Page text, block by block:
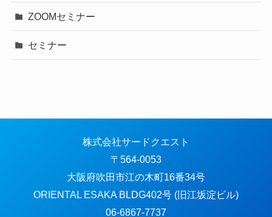
ZOOMセミナー
セミナー
株式会社サードクエスト
〒564-0053
大阪府吹田市江の木町16番34号
ORIENTAL ESAKA BLDG402号 (旧江坂淀ビル)
06-6867-7737